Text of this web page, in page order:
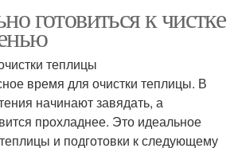
готовиться к чистке
теплицы
время для очистки теплицы. В
начинают завядать, а
прохладнее. Это идеальное
и подготовки к следующему